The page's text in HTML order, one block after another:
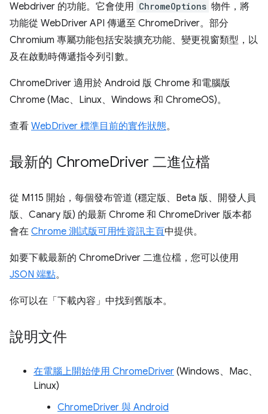
Webdriver 的功能。它會使用 ChromeOptions 物件，將
功能從 WebDriver API 傳遞至 ChromeDriver。部分
Chromium 專屬功能包括安裝擴充功能、變更視窗類型，以
及在啟動時傳遞指令列引數。
ChromeDriver 適用於 Android 版 Chrome 和電腦版
Chrome (Mac、Linux、Windows 和 ChromeOS)。
查看 WebDriver 標準目前的實作狀態。
最新的 ChromeDriver 二進位檔
從 M115 開始，每個發布管道 (穩定版、Beta 版、開發人員
版、Canary 版) 的最新 Chrome 和 ChromeDriver 版本都
會在 Chrome 測試版可用性資訊主頁中提供。
如要下載最新的 ChromeDriver 二進位檔，您可以使用
JSON 端點。
你可以在「下載內容」 中找到舊版本。
說明文件
在電腦上開始使用 ChromeDriver (Windows、Mac、
Linux)
ChromeDriver 與 Android